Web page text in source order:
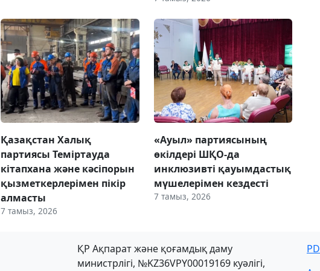
Қазақстан Халық
партиясы Теміртауда
кітапхана және кәсіпорын
қызметкерлерімен пікір
алмасты
7 тамыз, 2026
«Ауыл» партиясының
өкілдері ШҚО-да
инклюзивті қауымдастық
мүшелерімен кездесті
7 тамыз, 2026
ҚР Ақпарат және қоғамдық даму
министрлігі, №KZ36VPY00019169 куәлігі,